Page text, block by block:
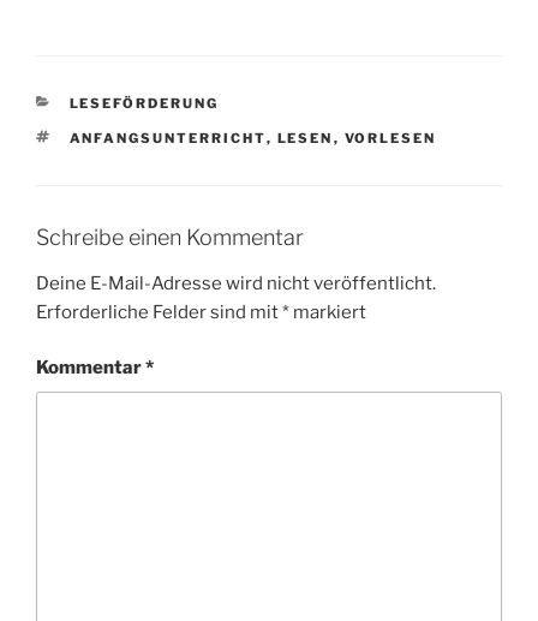
KATEGORIEN
LESEFÖRDERUNG
SCHLAGWÖRTER
ANFANGSUNTERRICHT, LESEN , VORLESEN
Schreibe einen Kommentar
Deine E-Mail-Adresse wird nicht veröffentlicht.
Erforderliche Felder sind mit* markiert
Kommentar*